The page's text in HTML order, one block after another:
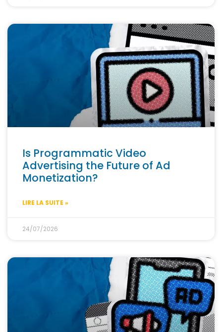
Is Programmatic Video
Advertising the Future of Ad
Monetization?
LIRE LA SUITE »
24/07/2026